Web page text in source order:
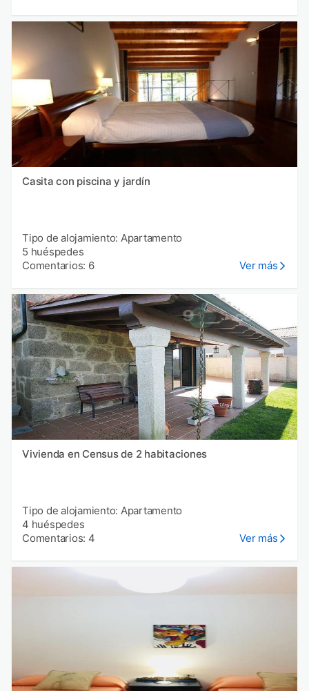
Casita con piscina y jardín
Tipo de alojamiento: Apartamento
5 huéspedes
Comentarios: 6
Ver más
Vivienda en Census de 2 habitaciones
Tipo de alojamiento: Apartamento
4 huéspedes
Comentarios: 4
Ver más